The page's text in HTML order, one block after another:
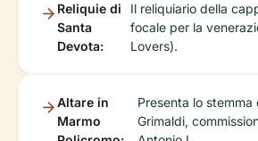
Reliquie di
Santa
Devota:
Il reliquiario della
focale per la
Lovers).
Altare in
Marmo
Presenta lo stemma
Grimaldi,